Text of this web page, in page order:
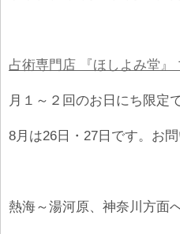
占術専門店 『ほしよみ堂』
月１～２回のお日にち限定
8月は26日・27日です。お問
熱海～湯河原、神奈川方面